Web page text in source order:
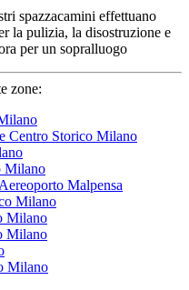
spazzacamini effettuano
la pulizia, la disostruzione e
per un sopralluogo
zone:
Centro Storico Milano
Milano
Malpensa
Milano
Milano
Milano
Milano